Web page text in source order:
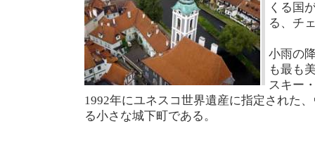
くる国
る、チ
小雨の
も最も
スキー
1992年にユネスコ世界遺産に指定された
る小さな城下町である。